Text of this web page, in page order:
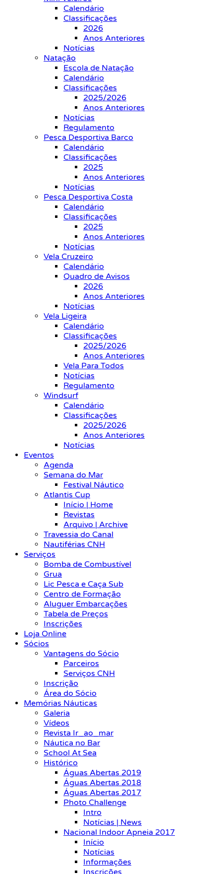
Calendário
Classificações
2026
Anos Anteriores
Notícias
Natação
Escola de Natação
Calendário
Classificações
2025/2026
Anos Anteriores
Notícias
Regulamento
Pesca Desportiva Barco
Calendário
Classificações
2025
Anos Anteriores
Notícias
Pesca Desportiva Costa
Calendário
Classificações
2025
Anos Anteriores
Notícias
Vela Cruzeiro
Calendário
Quadro de Avisos
2026
Anos Anteriores
Notícias
Vela Ligeira
Calendário
Classificações
2025/2026
Anos Anteriores
Vela Para Todos
Notícias
Regulamento
Windsurf
Calendário
Classificações
2025/2026
Anos Anteriores
Notícias
Eventos
Agenda
Semana do Mar
Festival Náutico
Atlantis Cup
Início | Home
Revistas
Arquivo | Archive
Travessia do Canal
Nautiférias CNH
Serviços
Bomba de Combustível
Grua
Lic Pesca e Caça Sub
Centro de Formação
Aluguer Embarcações
Tabela de Preços
Inscrições
Loja Online
Sócios
Vantagens do Sócio
Parceiros
Serviços CNH
Inscrição
Área do Sócio
Memórias Náuticas
Galeria
Vídeos
Revista Ir_ao_mar
Náutica no Bar
School At Sea
Histórico
Águas Abertas 2019
Águas Abertas 2018
Águas Abertas 2017
Photo Challenge
Intro
Notícias | News
Nacional Indoor Apneia 2017
Início
Notícias
Informações
Inscrições